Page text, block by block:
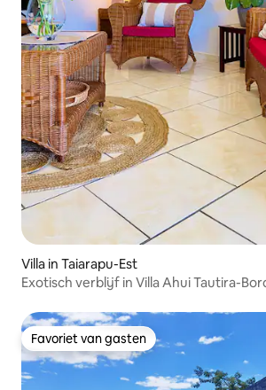
Villa in Taiarapu-Est
Exotisch verblijf in Villa Ahui Tautira-
Favoriet van gasten
Favoriet van gasten